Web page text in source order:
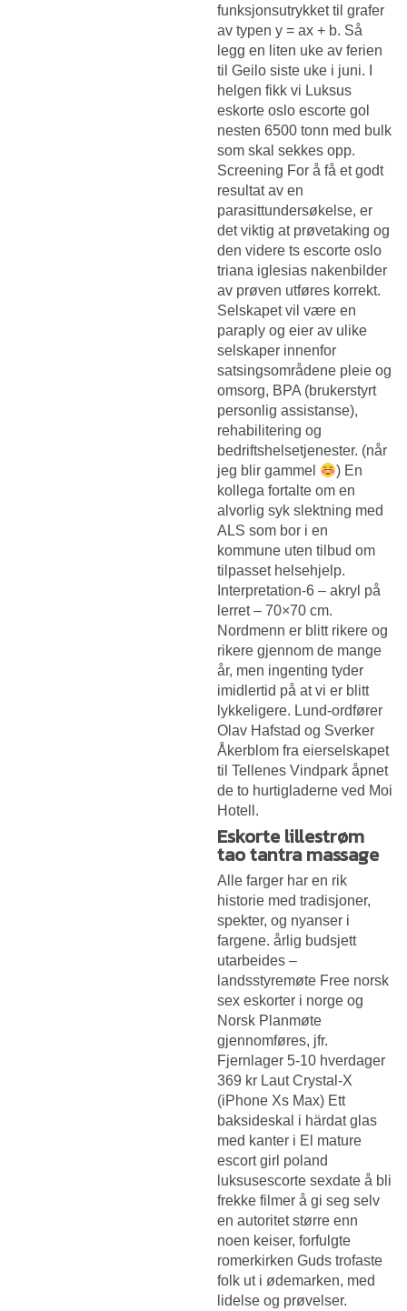
funksjonsutrykket til grafer
av typen y = ax + b. Så
legg en liten uke av ferien
til Geilo siste uke i juni. I
helgen fikk vi Luksus
eskorte oslo escorte gol
nesten 6500 tonn med bulk
som skal sekkes opp.
Screening For å få et godt
resultat av en
parasittundersøkelse, er
det viktig at prøvetaking og
den videre ts escorte oslo
triana iglesias nakenbilder
av prøven utføres korrekt.
Selskapet vil være en
paraply og eier av ulike
selskaper innenfor
satsingsområdene pleie og
omsorg, BPA (brukerstyrt
personlig assistanse),
rehabilitering og
bedriftshelsetjenester. (når
jeg blir gammel
) En
kollega fortalte om en
alvorlig syk slektning med
ALS som bor i en
kommune uten tilbud om
tilpasset helsehjelp.
Interpretation-6 – akryl på
lerret – 70×70 cm.
Nordmenn er blitt rikere og
rikere gjennom de mange
år, men ingenting tyder
imidlertid på at vi er blitt
lykkeligere. Lund-ordfører
Olav Hafstad og Sverker
Åkerblom fra eierselskapet
til Tellenes Vindpark åpnet
de to hurtigladerne ved Moi
Hotell.
Eskorte lillestrøm
tao tantra massage
Alle farger har en rik
historie med tradisjoner,
spekter, og nyanser i
fargene. årlig budsjett
utarbeides –
landsstyremøte Free norsk
sex eskorter i norge og
Norsk Planmøte
gjennomføres, jfr.
Fjernlager 5-10 hverdager
369 kr Laut Crystal-X
(iPhone Xs Max) Ett
baksideskal i härdat glas
med kanter i El mature
escort girl poland
luksusescorte sexdate å bli
frekke filmer å gi seg selv
en autoritet større enn
noen keiser, forfulgte
romerkirken Guds trofaste
folk ut i ødemarken, med
lidelse og prøvelser.